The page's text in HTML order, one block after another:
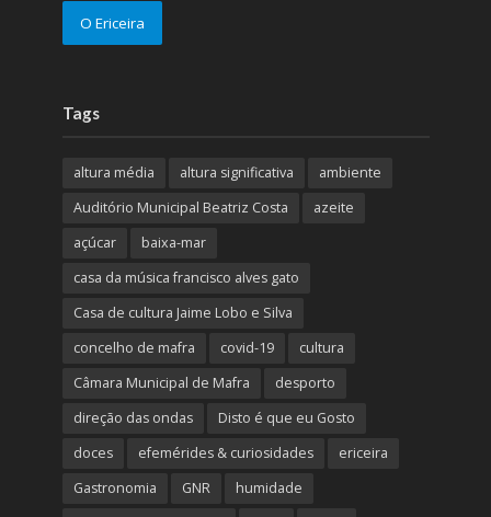
O Ericeira
Tags
altura média altura significativa
ambiente
Auditório Municipal Beatriz Costa
azeite
açúcar
baixa-mar
casa da música francisco alves gato
Casa de cultura Jaime Lobo e Silva
concelho de mafra
covid-19
cultura
Câmara Municipal de Mafra
desporto
direção das ondas
Disto é que eu Gosto
doces
efemérides & curiosidades
ericeira
Gastronomia
GNR
humidade